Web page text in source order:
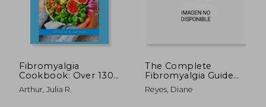
Fibromyalgia
Cookbook: Over 130
Quick And Easy Anti-
Inflammatory
Arthur, Julia R.
The Complete
Fibromyalgia Guide
for Women: Reverse
the Symptoms and
Reyes, Diane